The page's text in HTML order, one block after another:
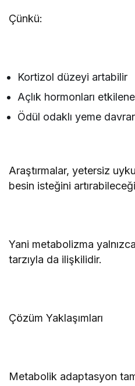
Çünkü:
Kortizol düzeyi artabilir
Açlık hormonları
Ödül odaklı yeme
Araştırmalar, yetersiz
besin isteğini
Yani metabolizma
tarzıyla da ilişkilidir.
Çözüm Yaklaşımları
Metabolik adaptasyon